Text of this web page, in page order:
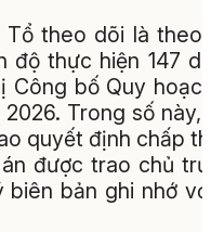
Tổ theo dõi là theo
độ thực hiện 147
Công bố Quy
Trong số này,
quyết định chấp
được trao chủ
biên bản ghi nhớ